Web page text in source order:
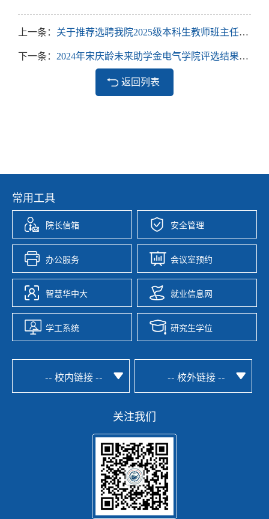
上一条： 关于推荐选聘我院2025级本科生教师班主任的通知
下一条： 2024年宋庆龄未来助学金电气学院评选结果公示
返回列表
常用工具
院长信箱 安全管理
办公服务 会议室预约
智慧华中大 就业信息网
学工系统 研究生学位
-- 校内链接 -- -- 校外链接 --
关注我们